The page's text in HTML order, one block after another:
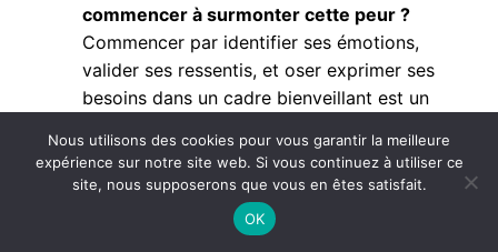
commencer à surmonter cette peur ?
Commencer par identifier ses émotions,
valider ses ressentis, et oser exprimer ses
besoins dans un cadre bienveillant est un
Quel rôle joue la confiance en soi dans ce
processus ?
La confiance en soi, quand elle devient
Nous utilisons des cookies pour vous garantir la meilleure
expérience sur notre site web. Si vous continuez à utiliser ce
site, nous supposerons que vous en êtes satisfait.
OK